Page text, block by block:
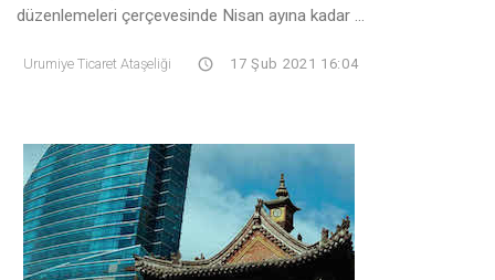
düzenlemeleri çerçevesinde Nisan ayına kadar ...
Urumiye Ticaret Ataşeliği 17 Şub 2021 16:04